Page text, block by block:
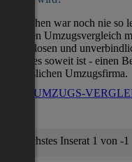
Umziehen war noch nie so
direkten Umzugsvergleich
kostenlosen und
wenn es soweit ist - einen
verlässlichen Umzugsfirma.
ZUM UMZUGS-
Nächstes Inserat 1 von -1